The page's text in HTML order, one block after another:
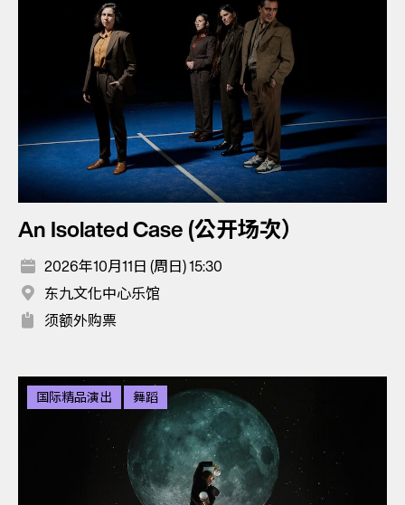
An Isolated Case (公开场次）
2026年10月11日 (周日) 15:30
东九文化中心乐馆
须额外购票
国际精品演出 舞蹈